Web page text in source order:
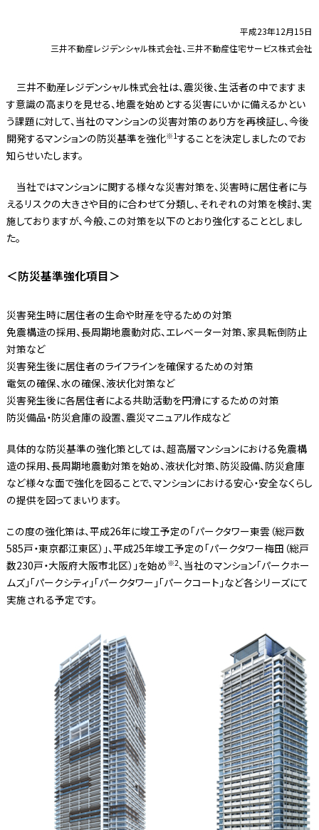
平成23年12月15日
三井不動産レジデンシャル株式会社、三井不動産住宅サービス株式会社
三井不動産レジデンシャル株式会社は、震災後、生活者の中でますま
す意識の高まりを見せる、地震を始めとする災害にいかに備えるかとい
う課題に対して、当社のマンションの災害対策のあり方を再検証し、今後
開発するマンションの防災基準を強化※1することを決定しましたのでお
知らせいたします。
当社ではマンションに関する様々な災害対策を、災害時に居住者に与
えるリスクの大きさや目的に合わせて分類し、それぞれの対策を検討、実
施しておりますが、今般、この対策を以下のとおり強化することとしまし
た。
＜防災基準強化項目＞
災害発生時に居住者の生命や財産を守るための対策
免震構造の採用、長周期地震動対応、エレベーター対策、家具転倒防止
対策など
災害発生後に居住者のライフラインを確保するための対策
電気の確保、水の確保、液状化対策など
災害発生後に各居住者による共助活動を円滑にするための対策
防災備品・防災倉庫の設置、震災マニュアル作成など
具体的な防災基準の強化策としては、超高層マンションにおける免震構
造の採用、長周期地震動対策を始め、液状化対策、防災設備、防災倉庫
など様々な面で強化を図ることで、マンションにおける安心・安全なくらし
の提供を図ってまいります。
この度の強化策は、平成26年に竣工予定の「パークタワー東雲（総戸数
585戸・東京都江東区）」、平成25年竣工予定の「パークタワー梅田（総戸
数230戸・大阪府大阪市北区）」を始め ※2、当社のマンション「パークホー
ムズ」「パークシティ」「パークタワー」「パークコート」など各シリーズにて
実施される予定です。